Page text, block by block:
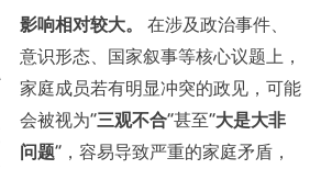
影响相对较大。
在涉及政治事件、
意识形态、国家叙事等核心议题上，
家庭成员若有明显冲突的政见，可能
会被视为“三观不合”甚至“大是大非
问题”，容易导致严重的家庭矛盾，